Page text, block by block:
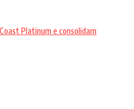
Platinum e consolidam